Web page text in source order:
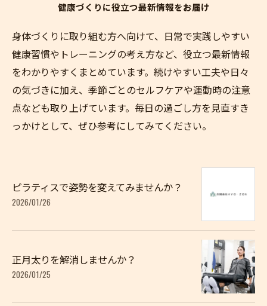
健康づくりに役立つ最新情報をお届け
身体づくりに取り組む方へ向けて、日常で実践しやすい
健康習慣やトレーニングの考え方など、役立つ最新情報
をわかりやすくまとめています。続けやすい工夫や日々
の気づきに加え、季節ごとのセルフケアや運動時の注意
点なども取り上げています。毎日の過ごし方を見直すき
っかけとして、ぜひ参考にしてみてください。
ピラティスで姿勢を変えてみませんか？
2026/01/26
正月太りを解消しませんか？
2026/01/25